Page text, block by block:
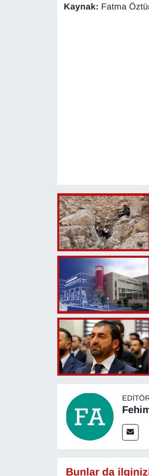
Kaynak: Fatma
Bunlar da